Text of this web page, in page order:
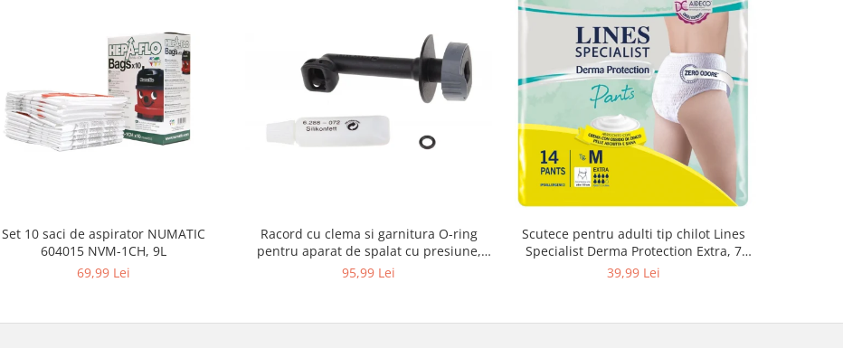
Set 10 saci de aspirator NUMATIC
604015 NVM-1CH, 9L
69,99 Lei
Racord cu clema si garnitura O-ring
pentru aparat de spalat cu presiune,
KARCHER 4.064-047.0, K2, K3, K4
95,99 Lei
Scutece pentru adulti tip chilot Lines
Specialist Derma Protection Extra, 7
picaturi, marimea M, 14 bucati
39,99 Lei